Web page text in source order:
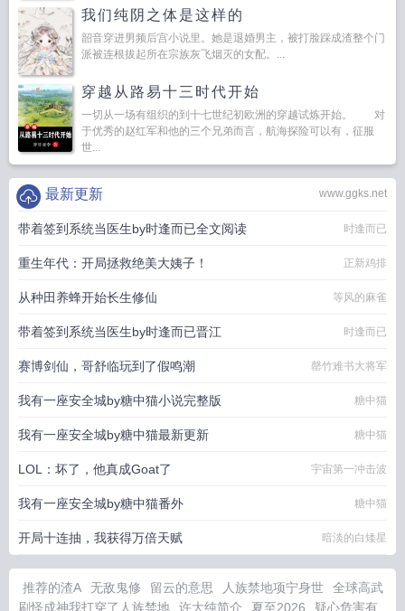
我们纯阴之体是这样的
韶音穿进男频后宫小说里。她是退婚男主，被打脸踩成渣整个门
派被连根拔起所在宗族灰飞烟灭的女配。...
穿越从路易十三时代开始
一切从一场有组织的到十七世纪初欧洲的穿越试炼开始。 对
于优秀的赵红军和他的三个兄弟而言，航海探险可以有，征服
世...
www.ggks.net
最新更新
带着签到系统当医生by时逢而已全文阅读 时逢而已
重生年代：开局拯救绝美大姨子！ 正新鸡排
从种田养蜂开始长生修仙 等风的麻雀
带着签到系统当医生by时逢而已晋江 时逢而已
赛博剑仙，哥舒临玩到了假鸣潮 罄竹难书大将军
我有一座安全城by糖中猫小说完整版 糖中猫
我有一座安全城by糖中猫最新更新 糖中猫
LOL：坏了，他真成Goat了 宇宙第一冲击波
我有一座安全城by糖中猫番外 糖中猫
开局十连抽，我获得万倍天赋 暗淡的白矮星
推荐的渣A 无敌鬼修 留云的意思 人族禁地项宁身世
全球高武
刷怪成神我打穿了人族禁地
许大纯简介 夏至2026 疑心危害有